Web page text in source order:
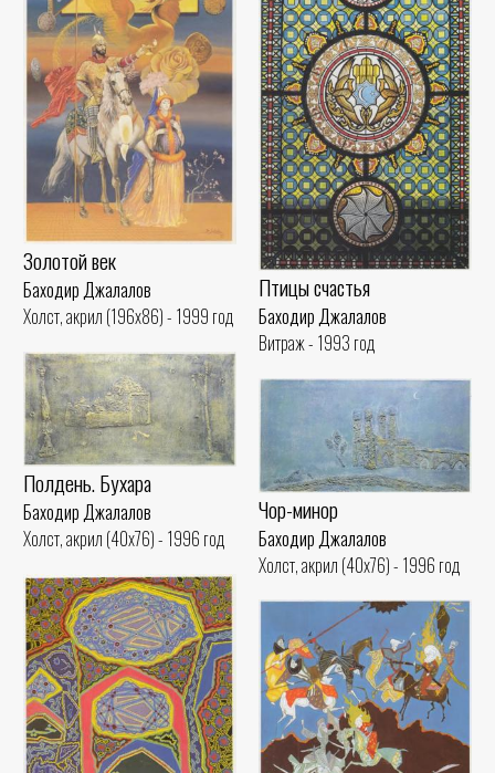
Золотой век
Баходир Джалалов
Холст, акрил (196x86) - 1999 год
Птицы счастья
Баходир Джалалов
Витраж - 1993 год
Полдень. Бухара
Баходир Джалалов
Холст, акрил (40x76) - 1996 год
Чор-минор
Баходир Джалалов
Холст, акрил (40x76) - 1996 год